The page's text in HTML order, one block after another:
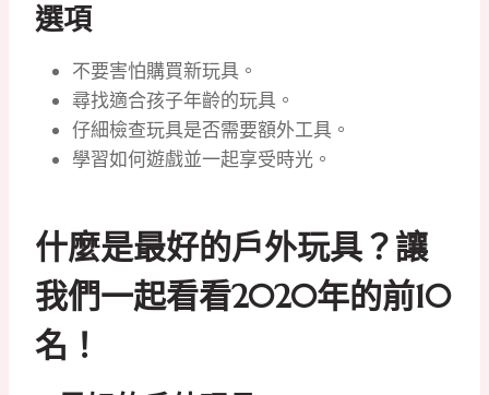
選項
不要害怕購買新玩具。
尋找適合孩子年齡的玩具。
仔細檢查玩具是否需要額外工具。
學習如何遊戲並一起享受時光。
什麼是最好的戶外玩具？讓
我們一起看看2020年的前10
名！